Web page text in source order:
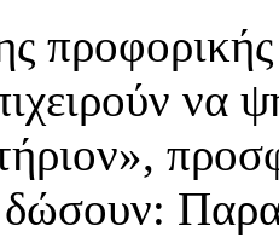
να